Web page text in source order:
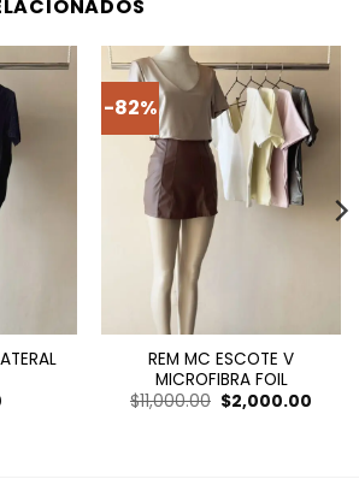
-82%
REM MC ESCOTE V
MICROFIBRA FOIL
$11,000.00 El
precio
$2,000.00